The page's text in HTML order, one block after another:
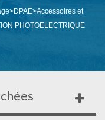
>DPAE>Accessoires et
PHOTOELECTRIQUE